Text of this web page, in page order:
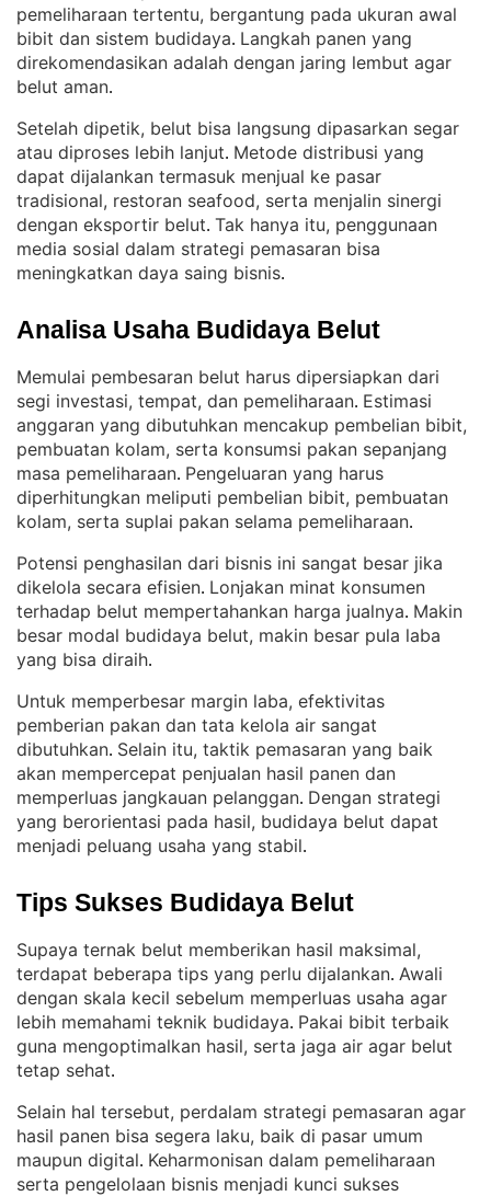
pemeliharaan tertentu, bergantung pada ukuran awal
bibit dan sistem budidaya. Langkah panen yang
direkomendasikan adalah dengan jaring lembut agar
belut aman.
Setelah dipetik, belut bisa langsung dipasarkan segar
atau diproses lebih lanjut. Metode distribusi yang
dapat dijalankan termasuk menjual ke pasar
tradisional, restoran seafood, serta menjalin sinergi
dengan eksportir belut. Tak hanya itu, penggunaan
media sosial dalam strategi pemasaran bisa
meningkatkan daya saing bisnis.
Analisa Usaha Budidaya Belut
Memulai pembesaran belut harus dipersiapkan dari
segi investasi, tempat, dan pemeliharaan. Estimasi
anggaran yang dibutuhkan mencakup pembelian bibit,
pembuatan kolam, serta konsumsi pakan sepanjang
masa pemeliharaan. Pengeluaran yang harus
diperhitungkan meliputi pembelian bibit, pembuatan
kolam, serta suplai pakan selama pemeliharaan.
Potensi penghasilan dari bisnis ini sangat besar jika
dikelola secara efisien. Lonjakan minat konsumen
terhadap belut mempertahankan harga jualnya. Makin
besar modal budidaya belut, makin besar pula laba
yang bisa diraih.
Untuk memperbesar margin laba, efektivitas
pemberian pakan dan tata kelola air sangat
dibutuhkan. Selain itu, taktik pemasaran yang baik
akan mempercepat penjualan hasil panen dan
memperluas jangkauan pelanggan. Dengan strategi
yang berorientasi pada hasil, budidaya belut dapat
menjadi peluang usaha yang stabil.
Tips Sukses Budidaya Belut
Supaya ternak belut memberikan hasil maksimal,
terdapat beberapa tips yang perlu dijalankan. Awali
dengan skala kecil sebelum memperluas usaha agar
lebih memahami teknik budidaya. Pakai bibit terbaik
guna mengoptimalkan hasil, serta jaga air agar belut
tetap sehat.
Selain hal tersebut, perdalam strategi pemasaran agar
hasil panen bisa segera laku, baik di pasar umum
maupun digital. Keharmonisan dalam pemeliharaan
serta pengelolaan bisnis menjadi kunci sukses